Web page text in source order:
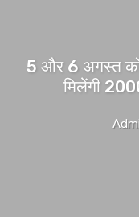
5 और 6 अगस्त
मिलेंगी